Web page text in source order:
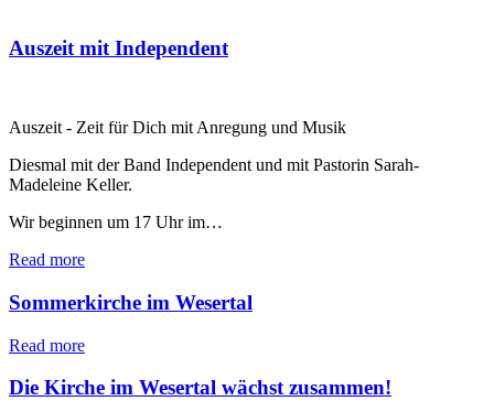
Auszeit mit Independent
Auszeit - Zeit für Dich mit Anregung und Musik
Diesmal mit der Band Independent und mit Pastorin Sarah-
Madeleine Keller.
Wir beginnen um 17 Uhr im…
Read more
Sommerkirche im Wesertal
Read more
Die Kirche im Wesertal wächst zusammen!